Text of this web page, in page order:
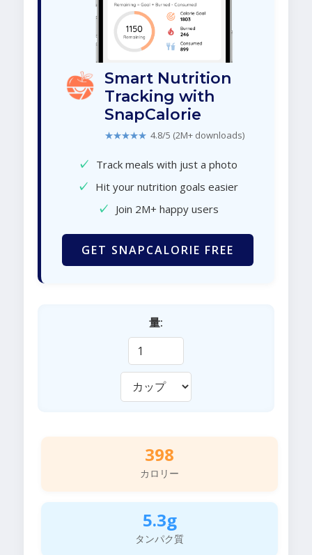
Smart Nutrition
Tracking with
SnapCalorie
★★★★★ 4.8/5 (2M+ downloads)
✓ Track meals with just a photo
✓ Hit your nutrition goals easier
✓ Join 2M+ happy users
GET SNAPCALORIE FREE
量:
398
カロリー
5.3g
タンパク質